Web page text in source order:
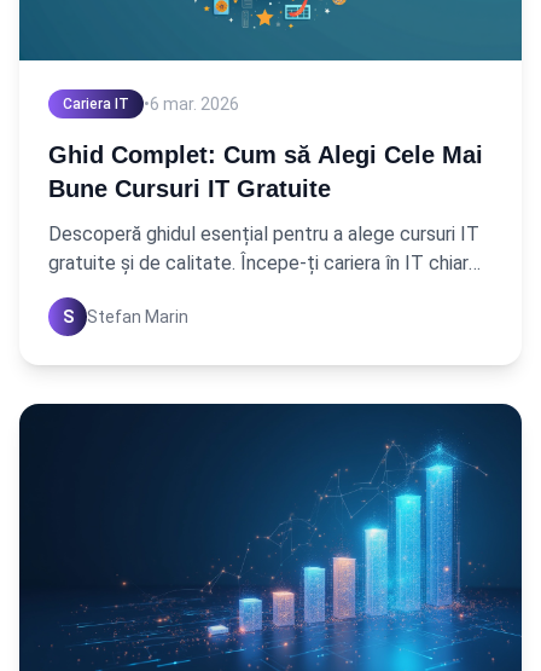
Cariera IT •6 mar. 2026
Ghid Complet: Cum să Alegi Cele Mai
Bune Cursuri IT Gratuite
Descoperă ghidul esențial pentru a alege cursuri IT
gratuite și de calitate. Începe-ți cariera în IT chiar
acum, fără costuri și cu succes garantat!
S Stefan Marin